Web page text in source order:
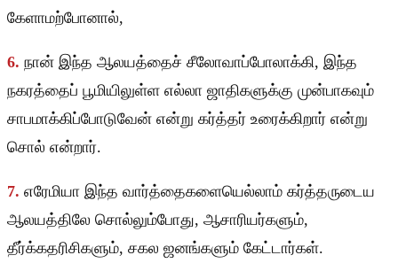
கேளாமற்போனால்,
6. நான் இந்த ஆலயத்தைச் சீலோவாப்போலாக்கி, இந்த
நகரத்தைப் பூமியிலுள்ள எல்லா ஜாதிகளுக்கு முன்பாகவும்
சாபமாக்கிப்போடுவேன் என்று கர்த்தர் உரைக்கிறார் என்று
சொல் என்றார்.
7. எரேமியா இந்த வார்த்தைகளையெல்லாம் கர்த்தருடைய
ஆலயத்திலே சொல்லும்போது, ஆசாரியர்களும்,
தீர்க்கதரிசிகளும், சகல ஜனங்களும் கேட்டார்கள்.